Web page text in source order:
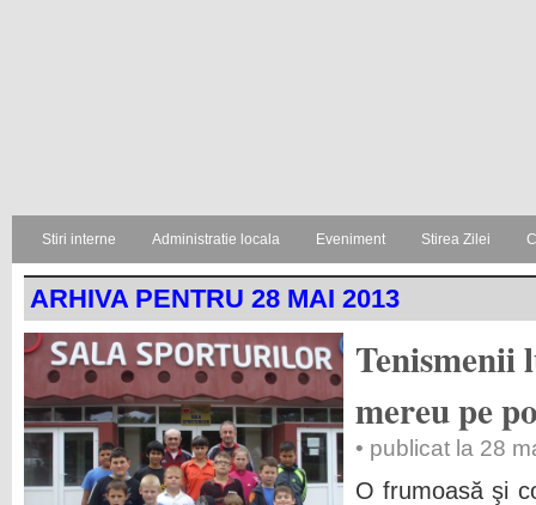
Stiri interne Administratie locala Eveniment Stirea Zilei
ARHIVA PENTRU 28 MAI 2013
Tenismenii
mereu pe
• publicat la 28
O frumoasă şi